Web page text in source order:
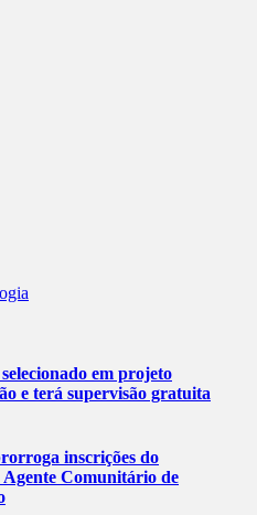
em projeto
e terá supervisão gratuita
inscrições do
Agente Comunitário de